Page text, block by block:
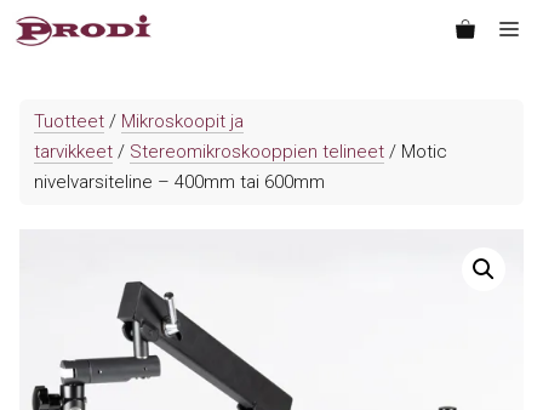
Siirry
sisältöön
Tuotteet / Mikroskoopit ja
tarvikkeet / Stereomikroskooppien telineet / Motic
nivelvarsiteline – 400mm tai 600mm